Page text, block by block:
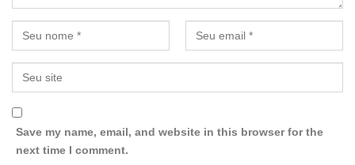
Save my name, email, and website in this browser for the
next time I comment.